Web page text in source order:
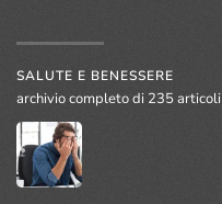
SALUTE E BENESSERE
archivio completo di 235 articoli